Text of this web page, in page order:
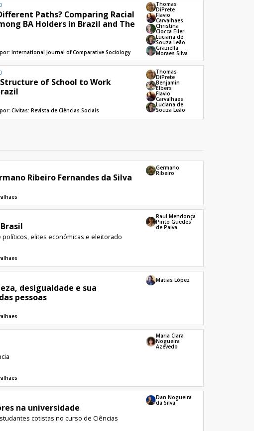
Paths? Comparing Racial
BA Holders in Brazil and The
International Journal of Comparative Sociology
Thomas
DiPrete
Flavio
Carvalhaes
Christina
Ciocca Eller
Luciana de
Souza Leão
Graziella
Moraes Silva
of School to Work
Civitas: Revista de Ciências Sociais
Thomas
DiPrete
Benjamin
Elbers
Flavio
Carvalhaes
Luciana de
Souza Leão
Ribeiro Fernandes da Silva
Germano
Ribeiro
elites econômicas e eleitorado
Raul Mendonça
Pinto Guedes
de Paiva
desigualdade e sua
pessoas
Matias López
Maria Clara
Nogueira
Azevedo
na universidade
cotistas no curso de Ciências
Dan Nogueira
da Silva